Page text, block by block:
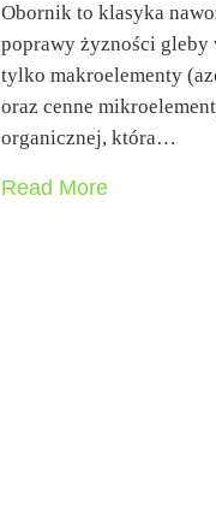
Obornik to klasyka
poprawy żyzności gleby
tylko makroelementy
oraz cenne
organicznej, która…
Read More